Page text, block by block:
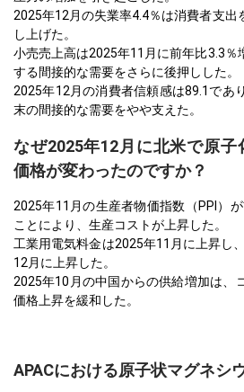
2025年12月の失業率4.4％は消費者支出
し上げた。
小売売上高は2025年11月に前年比3.3％
する間接的な需要をさらに後押しした。
2025年12月の消費者信頼感は89.1であ
末の間接的な需要をやや支えた。
なぜ2025年12月に北米で原子
価格が変わったのですか？
2025年11月の生産者物価指数（PPI）
ことにより、生産コストが上昇した。
工業用電気料金は2025年11月に上昇し
12月に上昇した。
2025年10月の中国からの供給増加は、
価格上昇を緩和した。
APACにおける原子状マグネシ